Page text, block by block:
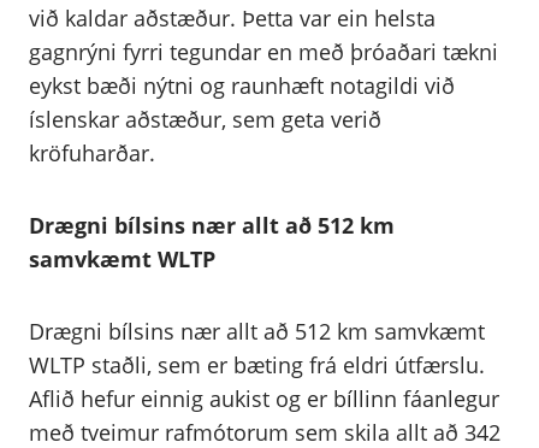
við kaldar aðstæður. Þetta var ein helsta
gagnrýni fyrri tegundar en með þróaðari tækni
eykst bæði nýtni og raunhæft notagildi við
íslenskar aðstæður, sem geta verið
kröfuharðar.
Drægni bílsins nær allt að 512 km
samvkæmt WLTP
Drægni bílsins nær allt að 512 km samvkæmt
WLTP staðli, sem er bæting frá eldri útfærslu.
Aflið hefur einnig aukist og er bíllinn fáanlegur
með tveimur rafmótorum sem skila allt að 342